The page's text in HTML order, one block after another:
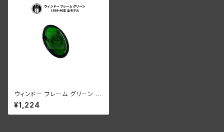
ウィンドー フレーム グリーン ハ
ーレーダビッドソン 1939-46年
全モデル
¥1,224